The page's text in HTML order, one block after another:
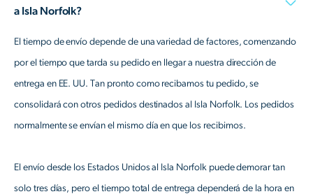
a Isla Norfolk?
El tiempo de envío depende de una variedad de factores, comenzando
por el tiempo que tarda su pedido en llegar a nuestra dirección de
entrega en EE. UU. Tan pronto como recibamos tu pedido, se
consolidará con otros pedidos destinados al Isla Norfolk. Los pedidos
normalmente se envían el mismo día en que los recibimos.
El envío desde los Estados Unidos al Isla Norfolk puede demorar tan
solo tres días, pero el tiempo total de entrega dependerá de la hora en